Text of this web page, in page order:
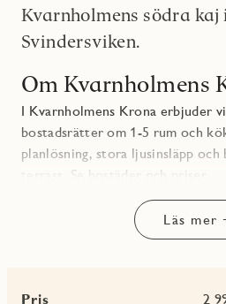
Kvarnholmens södra
Svindersviken.
Om Kvarnholmens
I Kvarnholmens Krona erbjuder
bostadsrätter om 1-5 rum och
planlösning, stora ljusinsläpp
Se bostäder och priser.
Kvarteret omfattar totalt 96
gavelhus och ett lamellhus som
Svindersviken. Här finns
Läs mer
Pris 2